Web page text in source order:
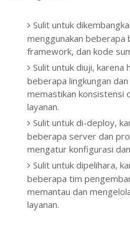
Sulit untuk
menggunakan beberapa
framework, dan kode
Sulit untuk diuji, karena
beberapa lingkungan
memastikan konsistensi
layanan.
Sulit untuk di-deploy,
beberapa server dan
mengatur konfigurasi
Sulit untuk dipelihara,
beberapa tim
memantau dan
layanan.